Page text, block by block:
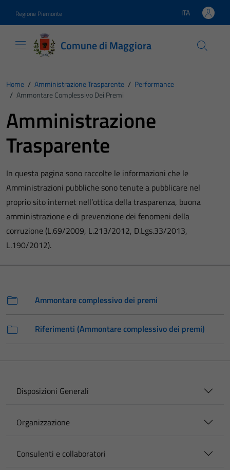
Regione Piemonte Lingua attiva:
ITA
Comune di Maggiora
Home / Amministrazione Trasparente / Performance
/ Ammontare Complessivo Dei Premi
Amministrazione
Trasparente
In questa pagina sono raccolte le informazioni che le
Amministrazioni pubbliche sono tenute a pubblicare nel
proprio sito internet nell’ottica della trasparenza, buona
amministrazione e di prevenzione dei fenomeni della
corruzione (L.69/2009, L.213/2012, D.Lgs.33/2013,
L.190/2012).
Ammontare complessivo dei premi
Riferimenti (Ammontare complessivo dei premi)
Disposizioni Generali
Organizzazione
Consulenti e collaboratori